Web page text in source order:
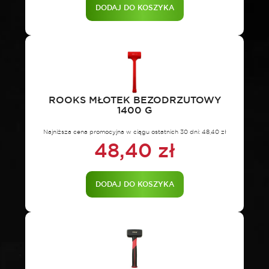
DODAJ DO KOSZYKA
ROOKS MŁOTEK BEZODRZUTOWY
1400 G
Najniższa cena promocyjna w ciągu ostatnich 30 dni: 48,40 zł
48,40 zł
DODAJ DO KOSZYKA